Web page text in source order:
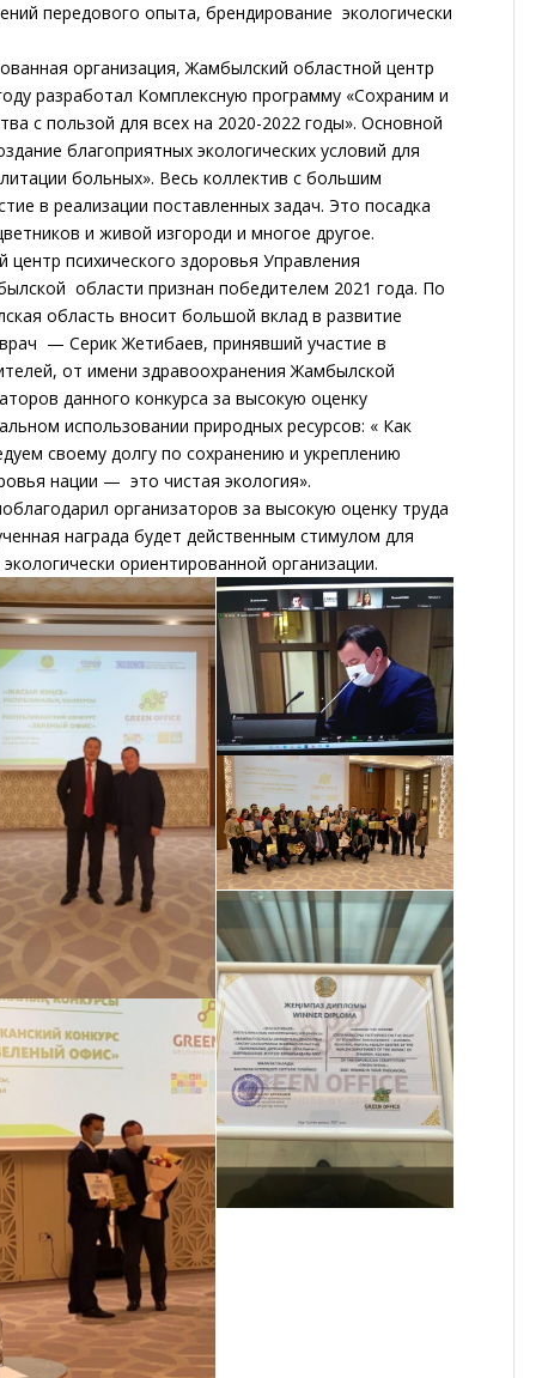
передового опыта, брендирование экологически
организация, Жамбылский областной центр
разработал Комплексную программу «Сохраним и
с пользой для всех на 2020-2022 годы». Основной
благоприятных экологических условий для
больных». Весь коллектив с большим
в реализации поставленных задач. Это посадка
и живой изгороди и многое другое.
психического здоровья Управления
области признан победителем 2021 года. По
область вносит большой вклад в развитие
— Серик Жетибаев, принявший участие в
от имени здравоохранения Жамбылской
данного конкурса за высокую оценку
использовании природных ресурсов: « Как
своему долгу по сохранению и укреплению
нации — это чистая экология».
организаторов за высокую оценку труда
награда будет действенным стимулом для
ориентированной организации.